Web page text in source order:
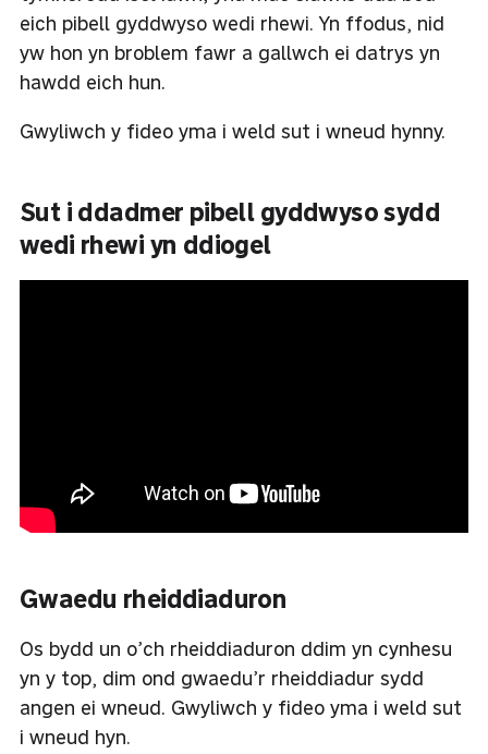
eich pibell gyddwyso wedi rhewi. Yn ffodus, nid
yw hon yn broblem fawr a gallwch ei datrys yn
hawdd eich hun.
Gwyliwch y fideo yma i weld sut i wneud hynny.
Sut i ddadmer pibell gyddwyso sydd
wedi rhewi yn ddiogel
Gwaedu rheiddiaduron
Os bydd un o’ch rheiddiaduron ddim yn cynhesu
yn y top, dim ond gwaedu’r rheiddiadur sydd
angen ei wneud. Gwyliwch y fideo yma i weld sut
i wneud hyn.